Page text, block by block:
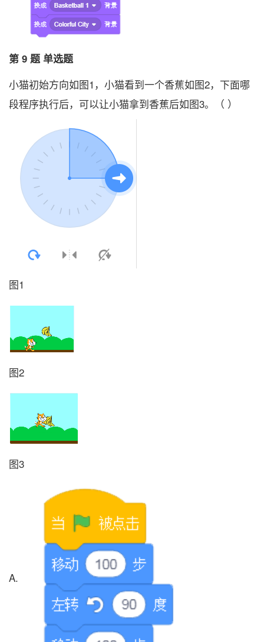
第 9 题 单选题
小猫初始方向如图1，小猫看到一个香蕉如图2，下面哪
段程序执行后，可以让小猫拿到香蕉后如图3。（ ）
图1
图2
图3
A.